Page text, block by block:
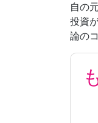
自の
投資
論の